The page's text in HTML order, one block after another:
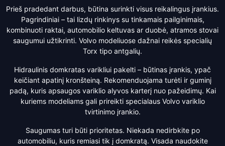
Prieš pradedant darbus, būtina surinkti visus reikalingus įrankius.
Pagrindiniai – tai lizdų rinkinys su tinkamais pailginimais,
kombinuoti raktai, automobilio keltuvas ar duobė, atramos stovai
saugumui užtikrinti. Volvo modeliuose dažnai reikės specialių
Torx tipo antgalių.
Hidraulinis domkratas varikliui pakelti – būtinas įrankis, ypač
keičiant apatinį kronšteiną. Rekomenduojama turėti ir guminį
padą, kuris apsaugos variklio alyvos karterį nuo pažeidimų. Kai
kuriems modeliams gali prireikti specialaus Volvo variklio
tvirtinimo įrankio.
Saugumas turi būti prioritetas. Niekada nedirbkite po
automobiliu, kuris remiasi tik į domkratą. Visada naudokite